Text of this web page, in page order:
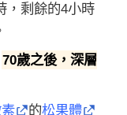
，剩餘的4小時
70歲之後，深層
的松果體